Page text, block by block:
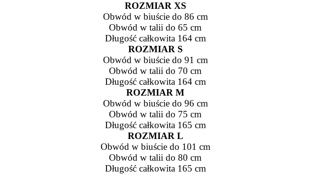
ROZMIAR XS
Obwód w biuście do 86 cm
Obwód w talii do 65 cm
Długość całkowita 164 cm
ROZMIAR S
Obwód w biuście do 91 cm
Obwód w talii do 70 cm
Długość całkowita 164 cm
ROZMIAR M
Obwód w biuście do 96 cm
Obwód w talii do 75 cm
Długość całkowita 165 cm
ROZMIAR L
Obwód w biuście do 101 cm
Obwód w talii do 80 cm
Długość całkowita 165 cm